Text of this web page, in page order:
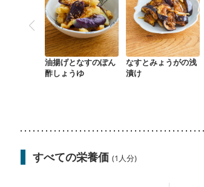
油揚げとなすのぽん
酢しょうゆ
なすとみょうがの浅
漬け
すべての栄養価 (1人分)